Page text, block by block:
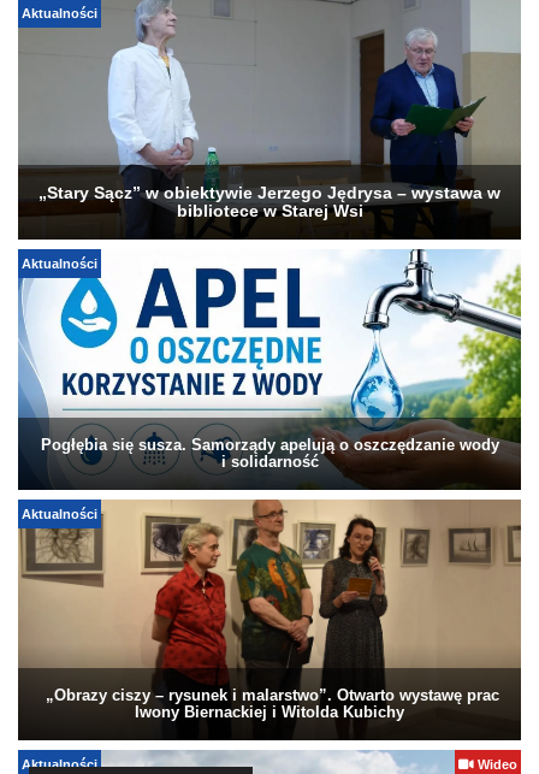
Aktualności
„Stary Sącz” w obiektywie Jerzego Jędrysa – wystawa w
bibliotece w Starej Wsi
Aktualności
Pogłębia się susza. Samorządy apelują o oszczędzanie wody
i solidarność
Aktualności
„Obrazy ciszy – rysunek i malarstwo”. Otwarto wystawę prac
Iwony Biernackiej i Witolda Kubichy
Aktualności Wideo